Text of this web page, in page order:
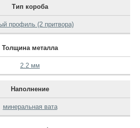
Тип короба
профиль (2 притвора)
Толщина металла
2.2 мм
Наполнение
минеральная вата